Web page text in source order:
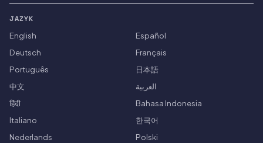
JAZYK
English
Español
Deutsch
Français
Português
日本語
中文
العربية
हिंदी
Bahasa Indonesia
Italiano
한국어
Nederlands
Polski